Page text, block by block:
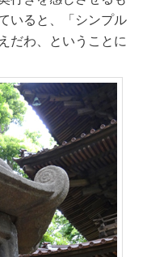
いると、「シンプル
だわ、ということに